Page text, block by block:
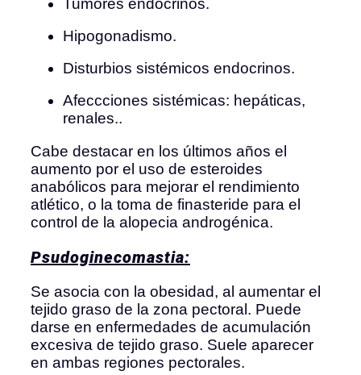
Tumores endocrinos.
Hipogonadismo.
Disturbios sistémicos endocrinos.
Afeccciones sistémicas: hepáticas,
renales..
Cabe destacar en los últimos años el
aumento por el uso de esteroides
anabólicos para mejorar el rendimiento
atlético, o la toma de finasteride para el
control de la alopecia androgénica.
Psudoginecomastia:
Se asocia con la obesidad, al aumentar el
tejido graso de la zona pectoral. Puede
darse en enfermedades de acumulación
excesiva de tejido graso. Suele aparecer
en ambas regiones pectorales.